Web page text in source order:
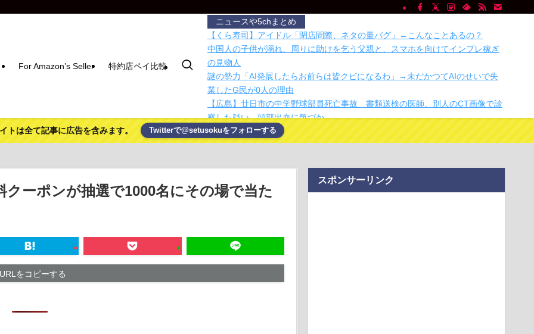
For Amazon’s Seller 特約店ペイ比較
ニュースや5chまとめ
【くら寿司】アイドル「閉店間際、ネタの量バグ」←こんなことあるの？
中国人の子供が溺れ、周りに助けを乞う父親と、スマホを向けてインプレ稼ぎ
の見物人
謎の勢力「AI発展したらお前らは皆クビになるわ」→未だかつてAIのせいで失
業したG民が0人の理由
【広島】廿日市の中学野球部員死亡事故 書類送検の医師、別人のCT画像で診
察した疑い 頭部出血に気づか…
【疑問】葬式←まぁわかる 四十九日←いらねぇだろ
【悲報】ちいかわ作者さん、「総額30億超」の大豪邸を建てる！？ｗｗｗｗｗ
【悲報】X「アスペの検査した結果wwwwwwwww」
【ディズニー】高級ホテルでお馴染みのホテルミラコスタさん 値上げして改
悪していたことがバレて炎上中
助手席前の収納がぐちゃぐちゃ。車検証ケースを無印良品にかえたら整理でき
ました
プレビューURL付きのセルフホスト型開発サンドボックス「sandboxd」
トは全て記事に広告を含みます。 Twitterで@setusokuをフォローする
ーポンが抽選で1000名にその場で当た
URLをコピーする
スポンサーリンク